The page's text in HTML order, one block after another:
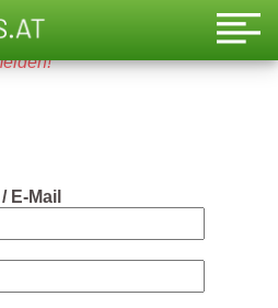
zu können, bitte ein
E-Mail